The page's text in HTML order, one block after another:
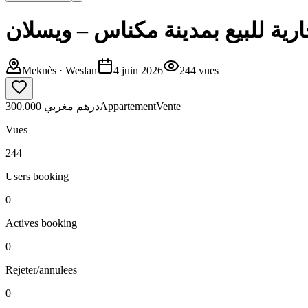
للبيع بمدينة مكناس – ويسلان
Meknès · Weslan 4 juin 2026 244 vues
300.000 درهم مغربيAppartementVente
Vues
244
Users booking
0
Actives booking
0
Rejeter/annulees
0